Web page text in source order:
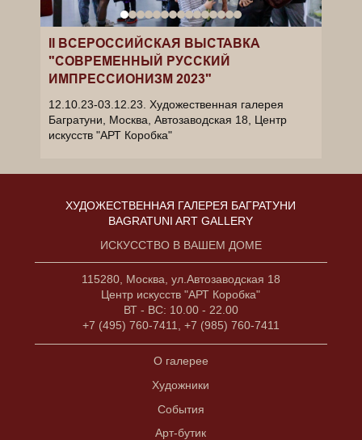
II ВСЕРОССИЙСКАЯ ВЫСТАВКА
"СОВРЕМЕННЫЙ РУССКИЙ
ИМПРЕССИОНИЗМ 2023"
12.10.23-03.12.23. Художественная галерея
Багратуни, Москва, Автозаводская 18, Центр
искусств "АРТ Коробка"
ХУДОЖЕСТВЕННАЯ ГАЛЕРЕЯ БАГРАТУНИ
BAGRATUNI ART GALLERY
ИСКУССТВО В ВАШЕМ ДОМЕ
115280, Москва, ул.Автозаводская 18
Центр искусств "АРТ Коробка"
ВТ - ВС: 10.00 - 22.00
+7 (495) 760-7411, +7 (985) 760-7411
О галерее
Художники
События
Арт-бутик